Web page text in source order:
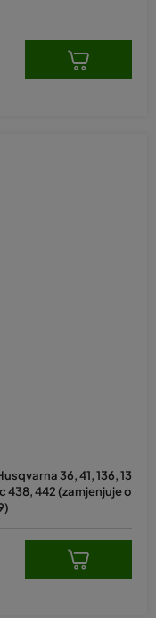
36, 41, 136, 13
438, 442 (zamjenjuje o